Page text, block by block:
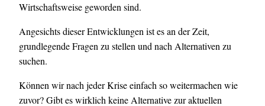
Wirtschaftsweise geworden sind.
Angesichts dieser Entwicklungen ist es an der Zeit,
grundlegende Fragen zu stellen und nach Alternativen zu
suchen.
Können wir nach jeder Krise einfach so weitermachen wie
zuvor? Gibt es wirklich keine Alternative zur aktuellen